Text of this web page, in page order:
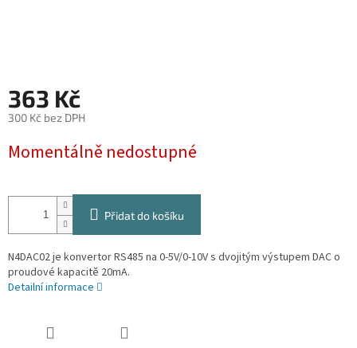
363 Kč
300 Kč bez DPH
cena:
Momentálně nedostupné
Přidat do košíku
N4DAC02 je konvertor RS485 na 0-5V/0-10V s dvojitým výstupem DAC o
proudové kapacitě 20mA.
Detailní informace